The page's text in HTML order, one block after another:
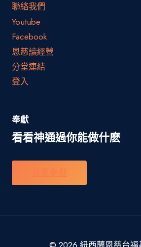
聯絡我們
Youtube
Facebook
恩慈讀經營
分堂連結
登入
奉獻
看看神通過你能做什麽